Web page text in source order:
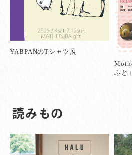
YABPANのTシャツ展
ふと」
読みもの